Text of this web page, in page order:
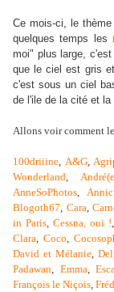
Ce mois-ci, le
quelques temps les
moi" plus large,
que le ciel est gris
c'est sous un ciel
de l'ile de la cité et la
Allons voir comment
100driiine, A&G,
Wonderland,
AnneSoPhotos,
Blogoth67, Cara,
in Paris,Cessna, oui !,
Clara, Coco,
David et Mélanie,
Padawan, Emma,
François le Niçois,